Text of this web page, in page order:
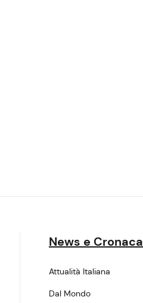
News e Cronaca
Attualità Italiana
Dal Mondo